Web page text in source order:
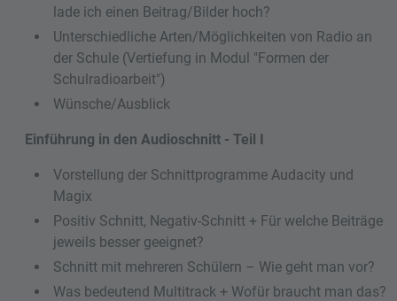
lade ich einen Beitrag/Bilder hoch?
Unterschiedliche Arten/Möglichkeiten von Radio an
der Schule (Vertiefung in Modul "Formen der
Schulradioarbeit")
Wünsche/Ausblick
Einführung in den Audioschnitt - Teil I
Vorstellung der Schnittprogramme Audacity und
Magix
Positiv Schnitt, Negativ-Schnitt + Für welche Beiträge
jeweils besser geeignet?
Schnitt mit mehreren Schülern – Wie geht man vor?
Was bedeutend Multitrack + Wofür braucht man das?